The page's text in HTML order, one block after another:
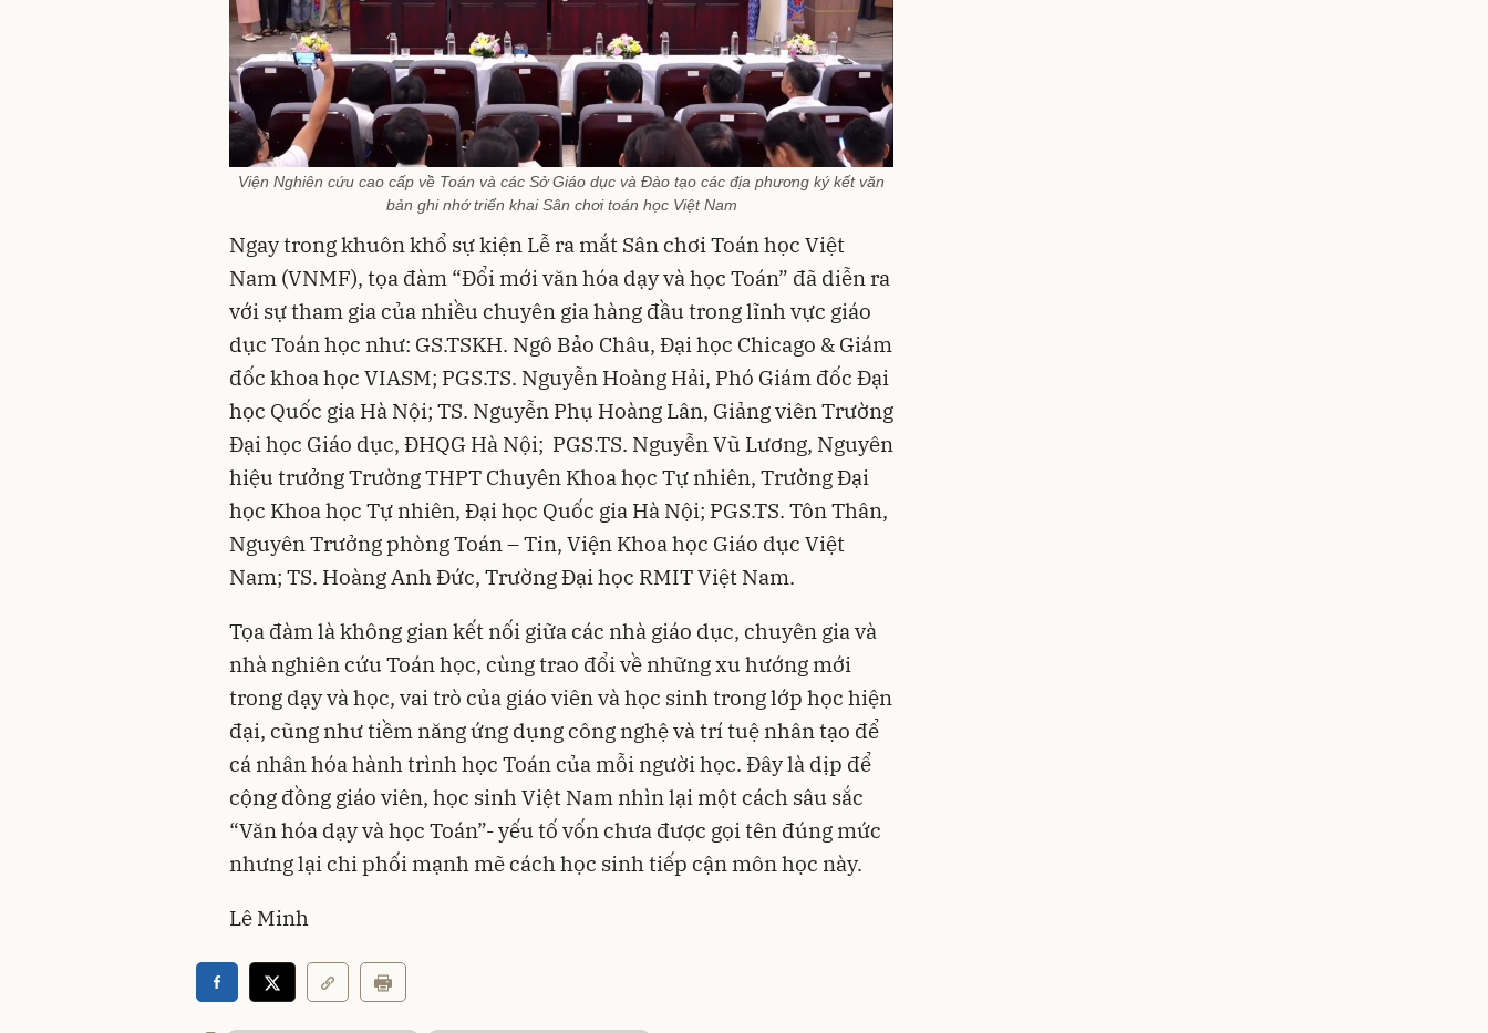
Viện Nghiên cứu cao cấp về Toán và các Sở Giáo dục và Đào tạo các địa phương ký kết văn
bản ghi nhớ triển khai Sân chơi toán học Việt Nam
Ngay trong khuôn khổ sự kiện Lễ ra mắt Sân chơi Toán học Việt
Nam (VNMF), tọa đàm “Đổi mới văn hóa dạy và học Toán” đã diễn ra
với sự tham gia của nhiều chuyên gia hàng đầu trong lĩnh vực giáo
dục Toán học như: GS.TSKH. Ngô Bảo Châu, Đại học Chicago & Giám
đốc khoa học VIASM; PGS.TS. Nguyễn Hoàng Hải, Phó Giám đốc Đại
học Quốc gia Hà Nội; TS. Nguyễn Phụ Hoàng Lân, Giảng viên Trường
Đại học Giáo dục, ĐHQG Hà Nội; PGS.TS. Nguyễn Vũ Lương, Nguyên
hiệu trưởng Trường THPT Chuyên Khoa học Tự nhiên, Trường Đại
học Khoa học Tự nhiên, Đại học Quốc gia Hà Nội; PGS.TS. Tôn Thân,
Nguyên Trưởng phòng Toán – Tin, Viện Khoa học Giáo dục Việt
Nam; TS. Hoàng Anh Đức, Trường Đại học RMIT Việt Nam.
Tọa đàm là không gian kết nối giữa các nhà giáo dục, chuyên gia và
nhà nghiên cứu Toán học, cùng trao đổi về những xu hướng mới
trong dạy và học, vai trò của giáo viên và học sinh trong lớp học hiện
đại, cũng như tiềm năng ứng dụng công nghệ và trí tuệ nhân tạo để
cá nhân hóa hành trình học Toán của mỗi người học. Đây là dịp để
cộng đồng giáo viên, học sinh Việt Nam nhìn lại một cách sâu sắc
“Văn hóa dạy và học Toán”- yếu tố vốn chưa được gọi tên đúng mức
nhưng lại chi phối mạnh mẽ cách học sinh tiếp cận môn học này.
Lê Minh